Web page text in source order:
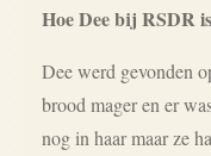
Hoe Dee bij RSDR
Dee werd gevonden
brood mager en er
nog in haar maar ze